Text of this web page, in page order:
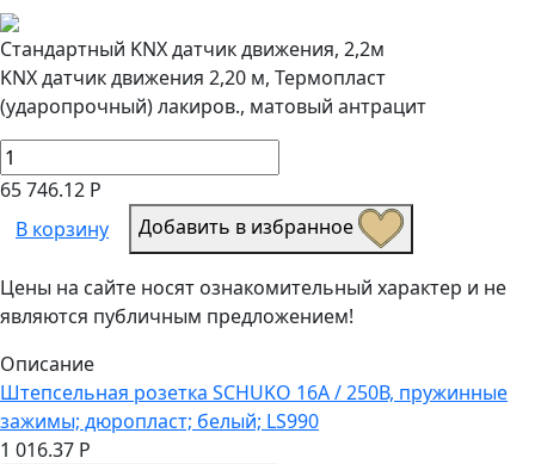
Стандартный KNX датчик движения, 2,2м
KNX датчик движения 2,20 м, Термопласт
(ударопрочный) лакиров., матовый антрацит
65 746.12 Р
В корзину
Добавить в избранное
Цены на сайте носят ознакомительный характер и не
являются публичным предложением!
Описание
Штепсельная розетка SCHUKO 16А / 250В, пружинные
зажимы; дюропласт; белый; LS990
1 016.37 Р